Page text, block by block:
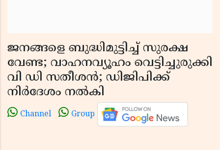
ജനങ്ങളെ ബുദ്ധിമുട്ടിച്ച് സുരക്ഷ
വേണ്ട; വാഹനവ്യൂഹം വെട്ടിച്ചുരുക്കി
വി ഡി സതീശൻ; ഡിജിപിക്ക്
നിർദേശം നൽകി
Channel Group